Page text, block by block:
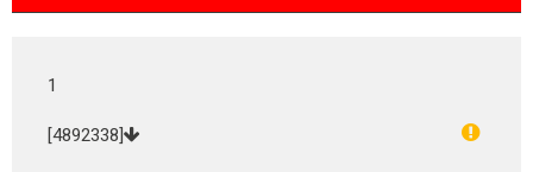
1
[4892338]